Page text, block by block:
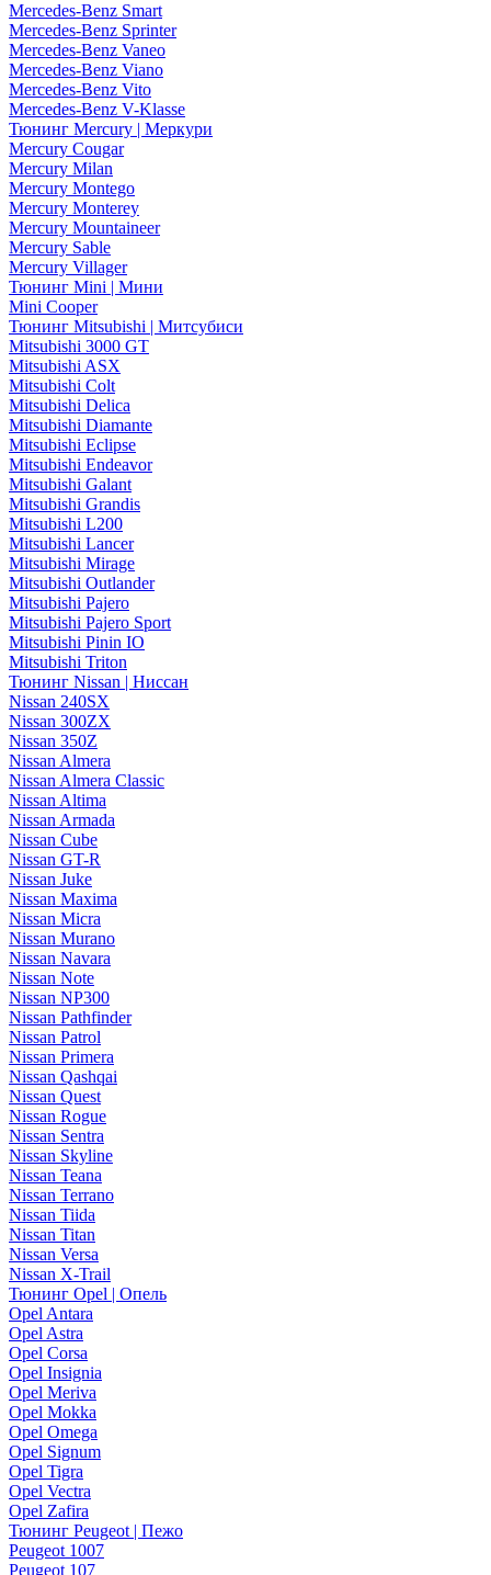
Mercedes-Benz Smart
Mercedes-Benz Sprinter
Mercedes-Benz Vaneo
Mercedes-Benz Viano
Mercedes-Benz Vito
Mercedes-Benz V-Klasse
Тюнинг Mercury | Меркури
Mercury Cougar
Mercury Milan
Mercury Montego
Mercury Monterey
Mercury Mountaineer
Mercury Sable
Mercury Villager
Тюнинг Mini | Мини
Mini Cooper
Тюнинг Mitsubishi | Митсубиси
Mitsubishi 3000 GT
Mitsubishi ASX
Mitsubishi Colt
Mitsubishi Delica
Mitsubishi Diamante
Mitsubishi Eclipse
Mitsubishi Endeavor
Mitsubishi Galant
Mitsubishi Grandis
Mitsubishi L200
Mitsubishi Lancer
Mitsubishi Mirage
Mitsubishi Outlander
Mitsubishi Pajero
Mitsubishi Pajero Sport
Mitsubishi Pinin IO
Mitsubishi Triton
Тюнинг Nissan | Ниссан
Nissan 240SX
Nissan 300ZX
Nissan 350Z
Nissan Almera
Nissan Almera Classic
Nissan Altima
Nissan Armada
Nissan Cube
Nissan GT-R
Nissan Juke
Nissan Maxima
Nissan Micra
Nissan Murano
Nissan Navara
Nissan Note
Nissan NP300
Nissan Pathfinder
Nissan Patrol
Nissan Primera
Nissan Qashqai
Nissan Quest
Nissan Rogue
Nissan Sentra
Nissan Skyline
Nissan Teana
Nissan Terrano
Nissan Tiida
Nissan Titan
Nissan Versa
Nissan X-Trail
Тюнинг Opel | Опель
Opel Antara
Opel Astra
Opel Corsa
Opel Insignia
Opel Meriva
Opel Mokka
Opel Omega
Opel Signum
Opel Tigra
Opel Vectra
Opel Zafira
Тюнинг Peugeot | Пежо
Peugeot 1007
Peugeot 107